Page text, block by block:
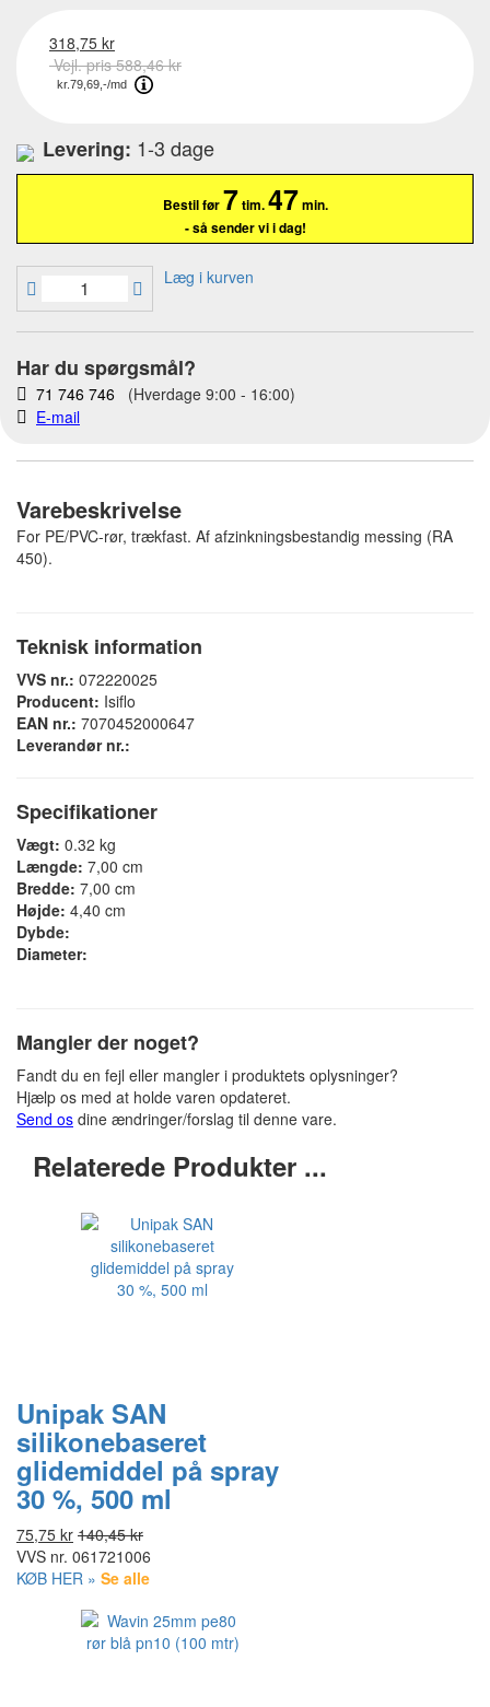
318,75 kr
Vejl. pris 588,46 kr
Levering: 1-3 dage
Bestil før7tim.46min. 59
- så sender vi i dag!
Læg i kurven
Har du spørgsmål?
71 746 746 (Hverdage 9:00 - 16:00)
E-mail
Varebeskrivelse
For PE/PVC-rør, trækfast. Af afzinkningsbestandig messing (RA
450).
Teknisk information
VVS nr.: 072220025
Producent: Isiflo
EAN nr.: 7070452000647
Leverandør nr.:
Specifikationer
Vægt: 0.32 kg
Længde: 7,00 cm
Bredde: 7,00 cm
Højde: 4,40 cm
Dybde:
Diameter:
Mangler der noget?
Fandt du en fejl eller mangler i produktets oplysninger?
Hjælp os med at holde varen opdateret.
Send os dine ændringer/forslag til denne vare.
Relaterede Produkter ...
Unipak SAN
silikonebaseret
glidemiddel på spray
30 %, 500 ml
75,75 kr 140,45 kr
VVS nr. 061721006
KØB HER » Se alle